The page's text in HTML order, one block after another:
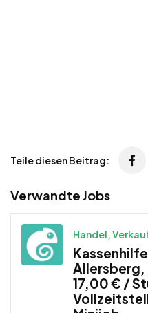
Teile diesen Beitrag:
Verwandte Jobs
Handel,
17,00 € /